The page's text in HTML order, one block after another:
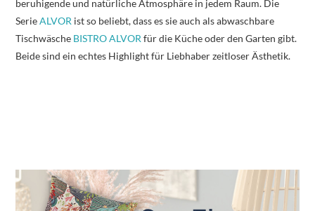
beruhigende und natürliche Atmosphäre in jedem Raum. Die
SerieALVOR ist so beliebt, dass es sie auch als abwaschbare
Tischwäsche BISTRO ALVORfür die Küche oder den Garten gibt.
Beide sind ein echtes Highlight für Liebhaber zeitloser Ästhetik.